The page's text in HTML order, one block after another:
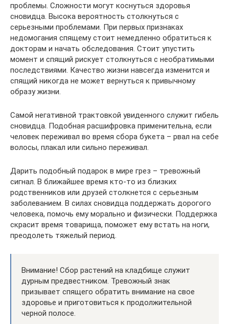
проблемы. Сложности могут коснуться здоровья
сновидца. Высока вероятность столкнуться с
серьезными проблемами. При первых признаках
недомогания спящему стоит немедленно обратиться к
докторам и начать обследования. Стоит упустить
момент и спящий рискует столкнуться с необратимыми
последствиями. Качество жизни навсегда изменится и
спящий никогда не может вернуться к привычному
образу жизни.
Самой негативной трактовкой увиденного служит гибель
сновидца. Подобная расшифровка применительна, если
человек переживал во время сбора букета – рвал на себе
волосы, плакал или сильно переживал.
Дарить подобный подарок в мире грез – тревожный
сигнал. В ближайшее время кто-то из близких
родственников или друзей столкнется с серьезным
заболеванием. В силах сновидца поддержать дорогого
человека, помочь ему морально и физически. Поддержка
скрасит время товарища, поможет ему встать на ноги,
преодолеть тяжелый период.
Внимание! Сбор растений на кладбище служит
дурным предвестником. Тревожный знак
призывает спящего обратить внимание на свое
здоровье и приготовиться к продолжительной
черной полосе.